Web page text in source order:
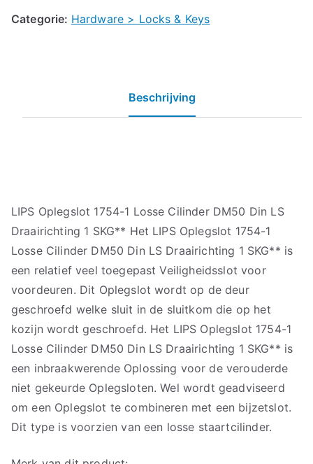
Categorie: Hardware > Locks & Keys
Beschrijving
LIPS Oplegslot 1754-1 Losse Cilinder DM50 Din LS
Draairichting 1 SKG** Het LIPS Oplegslot 1754-1
Losse Cilinder DM50 Din LS Draairichting 1 SKG** is
een relatief veel toegepast Veiligheidsslot voor
voordeuren. Dit Oplegslot wordt op de deur
geschroefd welke sluit in de sluitkom die op het
kozijn wordt geschroefd. Het LIPS Oplegslot 1754-1
Losse Cilinder DM50 Din LS Draairichting 1 SKG** is
een inbraakwerende Oplossing voor de verouderde
niet gekeurde Oplegsloten. Wel wordt geadviseerd
om een Oplegslot te combineren met een bijzetslot.
Dit type is voorzien van een losse staartcilinder.